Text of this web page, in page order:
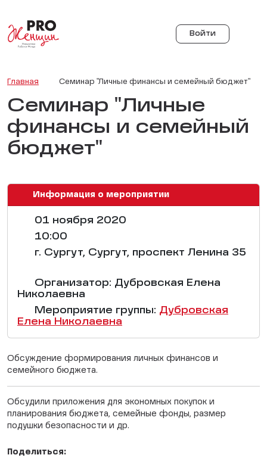
Войти
Главная Семинар "Личные финансы и семейный бюджет"
Семинар "Личные
финансы и семейный
бюджет"
Информация о мероприятии
01 ноября 2020
10:00
г. Сургут, Сургут, проспект Ленина 35
Организатор: Дубровская Елена
Николаевна
Мероприятие группы: Дубровская
Елена Николаевна
Обсуждение формирования личных финансов и
семейного бюджета.
Обсудили приложения для экономных покупок и
планирования бюджета, семейные фонды, размер
подушки безопасности и др.
Поделиться: